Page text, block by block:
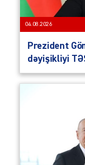
04.08.2026
Prezident
dəyişikliyi